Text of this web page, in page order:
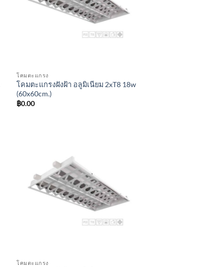
โคมตะแกรง
โคมตะแกรงฝังฝ้า อลูมิเนียม 2xT8 18w
(60x60cm.)
฿0.00
โคมตะแกรง